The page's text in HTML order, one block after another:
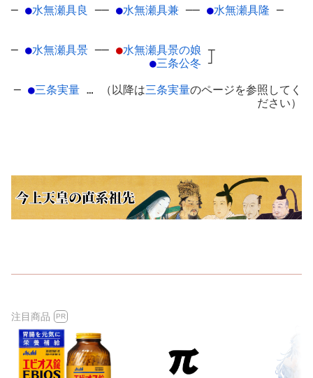
─ ●水無瀬具良 ── ●水無瀬具兼 ── ●水無瀬具隆 ─
─ ●水無瀬具景 ── ●水無瀬具景の娘 ┬
●三条公冬 ┘
─ ●三条実量 … （以降は三条実量のページを参照してく
ださい）
注目商品 PR